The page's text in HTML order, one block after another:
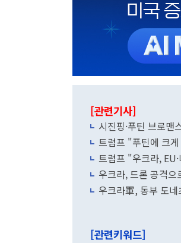
[관련기사]
시진핑·푸틴 브로
트럼프 "푸틴에 크
트럼프 "우크라,
우크라, 드론 공격
우크라軍, 동부 도
[관련키워드]